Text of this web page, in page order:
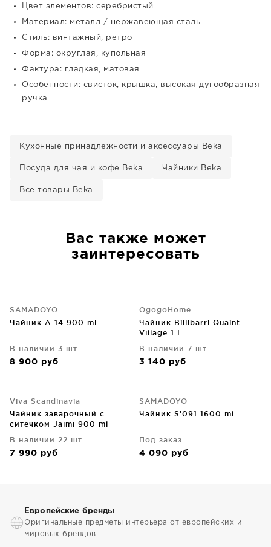
Цвет элементов: серебристый
Материал: металл / нержавеющая сталь
Стиль: винтажный, ретро
Форма: округлая, купольная
Фактура: гладкая, матовая
Особенности: свисток, крышка, высокая дугообразная
ручка
Кухонные принадлежности и аксессуары Beka
Посуда для чая и кофе Beka Чайники Beka
Все товары Beka
Вас также может
заинтересовать
SAMADOYO
Чайник A-14 900 ml
В наличии 3 шт.
8 900 руб
OgogoHome
Чайник Billibarri Quaint
Village 1 L
В наличии 7 шт.
3 140 руб
Viva Scandinavia
Чайник заварочный с
ситечком Jaimi 900 ml
В наличии 22 шт.
7 990 руб
SAMADOYO
Чайник S'091 1600 ml
Под заказ
4 090 руб
Европейские бренды
Оригинальные предметы интерьера от европейских и
мировых брендов